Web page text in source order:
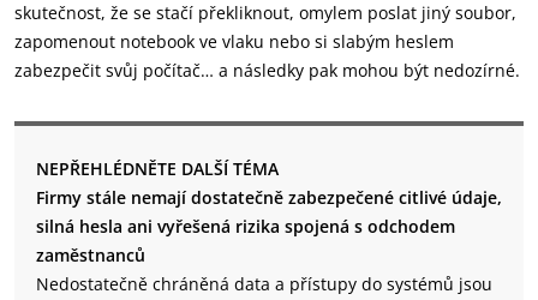
skutečnost, že se stačí překliknout, omylem poslat jiný soubor,
zapomenout notebook ve vlaku nebo si slabým heslem
zabezpečit svůj počítač… a následky pak mohou být nedozírné.
NEPŘEHLÉDNĚTE DALŠÍ TÉMA
Firmy stále nemají dostatečně zabezpečené citlivé údaje,
silná hesla ani vyřešená rizika spojená s odchodem
zaměstnanců
Nedostatečně chráněná data a přístupy do systémů jsou